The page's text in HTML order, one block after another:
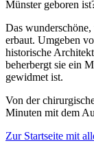
Münster geboren
Das
erbaut. Umgeben
historische
beherbergt sie ein
gewidmet ist.
Von der
Minuten mit dem
Zur Startseite mit